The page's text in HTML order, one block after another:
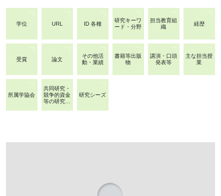
学位 URL ID 各種
研究キーワ
ード・分野
担当教育組
織
経歴
受賞 論文
その他活
動・業績
書籍等出版
物
講演・口頭
発表等
主な担当授
業
所属学協会
共同研究・
競争的資金
等の研究課
研究シーズ